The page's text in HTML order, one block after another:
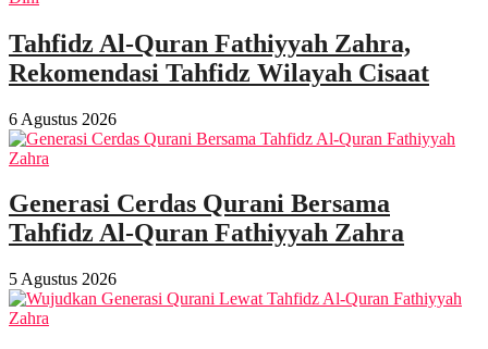
Tahfidz Al-Quran Fathiyyah Zahra,
Rekomendasi Tahfidz Wilayah Cisaat
6 Agustus 2026
Generasi Cerdas Qurani Bersama
Tahfidz Al-Quran Fathiyyah Zahra
5 Agustus 2026